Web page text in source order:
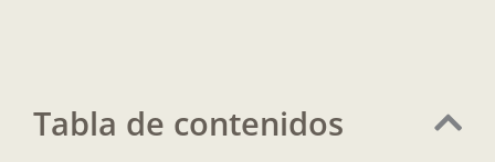
Tabla de contenidos